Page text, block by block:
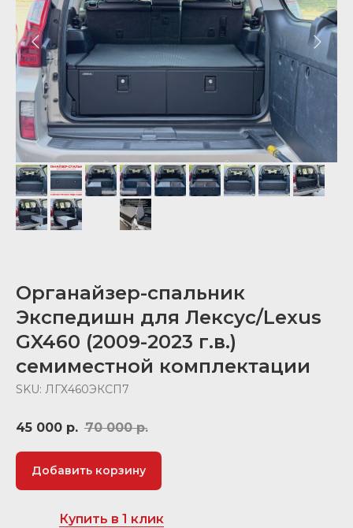
Органайзер-спальник
Экспедишн для Лексус/Lexus
GX460 (2009-2023 г.в.)
семиместной комплектации
SKU: ЛГХ460ЭКСП7
45 000 р. 70 000 р.
Добавить корзину
Купить в 1 клик